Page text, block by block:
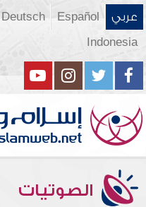
عربي Español
Deutsch
Indonesia
الصوتيات